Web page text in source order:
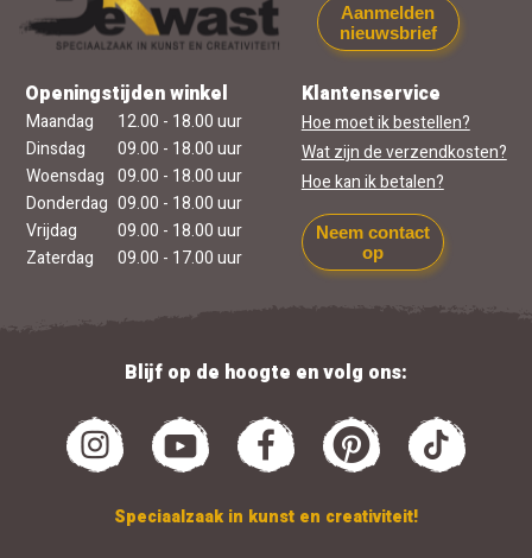
Aanmelden
nieuwsbrief
Openingstijden winkel
Maandag
12.00 - 18.00 uur
Dinsdag
09.00 - 18.00 uur
Woensdag 09.00 - 18.00 uur
Donderdag 09.00 - 18.00 uur
Vrijdag
09.00 - 18.00 uur
Zaterdag
09.00 - 17.00 uur
Klantenservice
Hoe moet ik bestellen?
Wat zijn de verzendkosten?
Hoe kan ik betalen?
Neem contact
op
Blijf op de hoogte en volg ons:
Speciaalzaak in kunst en creativiteit!